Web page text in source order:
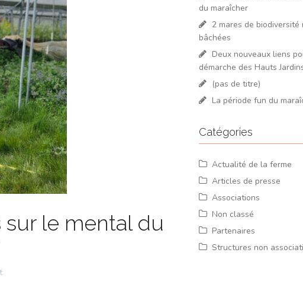
sur le mental du
du maraîcher
2 mares de
bâchées
Deux nouveaux liens
démarche des Hauts
(pas de titre)
La période fun du
Catégories
Actualité de la ferme
Articles de presse
Associations
Non classé
Partenaires
Structures non